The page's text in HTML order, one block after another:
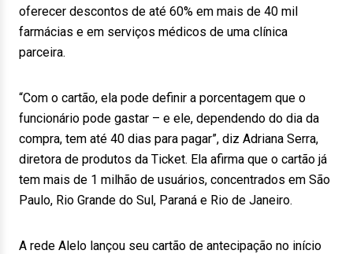
oferecer descontos de até 60% em mais de 40 mil
farmácias e em serviços médicos de uma clínica
parceira.
“Com o cartão, ela pode definir a porcentagem que o
funcionário pode gastar – e ele, dependendo do dia da
compra, tem até 40 dias para pagar”, diz Adriana Serra,
diretora de produtos da Ticket. Ela afirma que o cartão já
tem mais de 1 milhão de usuários, concentrados em São
Paulo, Rio Grande do Sul, Paraná e Rio de Janeiro.
A rede Alelo lançou seu cartão de antecipação no início